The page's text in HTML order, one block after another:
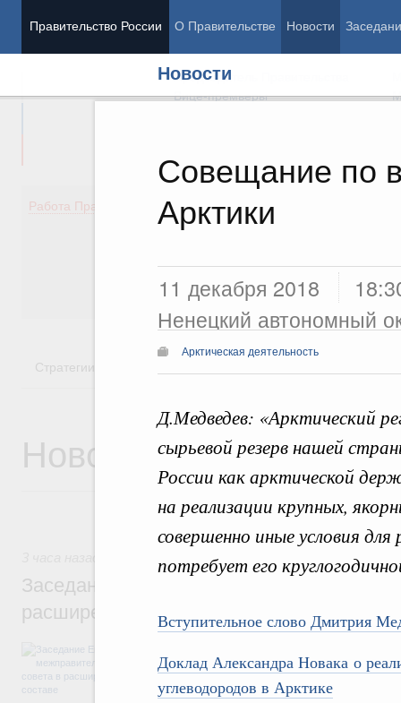
Правительство России О Правительстве Новости
Новости
Совещание по
Арктики
11 декабря 2018
Ненецкий автономный
Арктическая деятельность
Д.Медведев: «Арктический
сырьевой резерв нашей
России как арктической
на реализации крупных,
совершенно иные условия
потребует его
Вступительное слово Дмитрия
Доклад Александра Новака о
углеводородов в Арктике
Председатель Правительства
Вице-премьеры
Работа Правительства
Демография
Здоровье
Общество
Государство
Стратегии
Новости
Евразийский экономический союз.
Заседание Евразийского
расширенном составе
числе совершенствование кооперации в
регулирования и администрирования,
обеспечение продовольственной